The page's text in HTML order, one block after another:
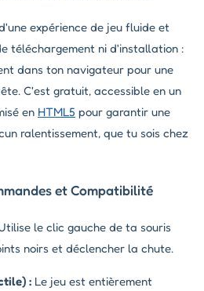
expérience de jeu fluide et
téléchargement ni d'installation :
dans ton navigateur pour une
C'est gratuit, accessible en un
en HTML5 pour garantir une
ralentissement, que tu sois chez
et Compatibilité
le clic gauche de ta souris
noirs et déclencher la chute.
: Le jeu est entièrement